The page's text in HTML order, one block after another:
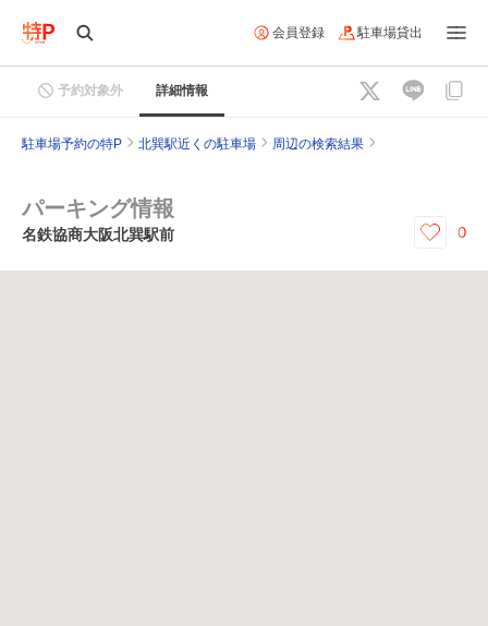
会員登録 駐車場貸出
予約対象外 詳細情報
駐車場予約の特P 北巽駅近くの駐車場 周辺の検索結果
パーキング情報
名鉄協商大阪北巽駅前 0